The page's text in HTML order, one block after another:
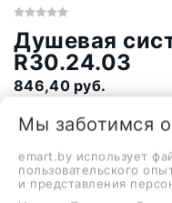
Душевая
R30.24.03
846,40 руб.
душевая система (с
монтаж,
мм, ручной душ
Мы заботимся
emart.by использует
пользовательского
и представления